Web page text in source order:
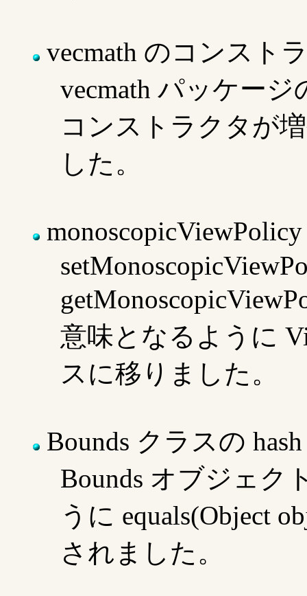
vecmath のコンスト
vecmath パッケー
コンストラクタが
した。
意味となるように
スに移りました。
Bounds クラスの
Bounds オブジェク
うに equals(Object
されました。